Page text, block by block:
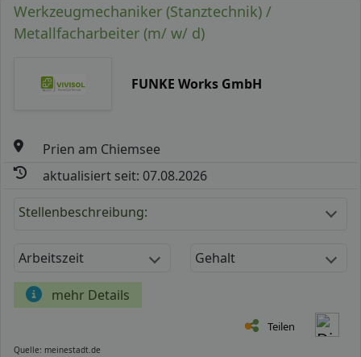
Werkzeugmechaniker (Stanztechnik) /
Metallfacharbeiter (m/ w/ d)
FUNKE Works GmbH
Prien am Chiemsee
aktualisiert seit: 07.08.2026
Stellenbeschreibung:
Arbeitszeit Gehalt
mehr Details
Teilen
Quelle: meinestadt.de